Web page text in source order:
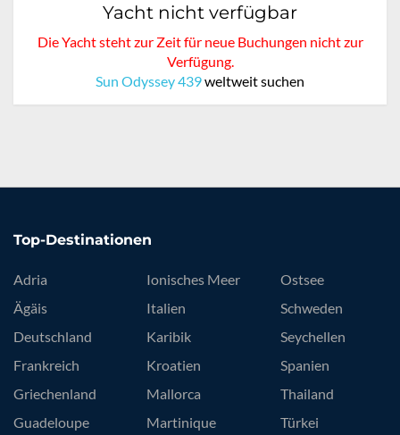
Yacht nicht verfügbar
Die Yacht steht zur Zeit für neue Buchungen nicht zur
Verfügung.
Sun Odyssey 439weltweit suchen
Top-Destinationen
Adria
Ägäis
Deutschland
Frankreich
Griechenland
Guadeloupe
Ionisches Meer
Italien
Karibik
Kroatien
Mallorca
Martinique
Ostsee
Schweden
Seychellen
Spanien
Thailand
Türkei